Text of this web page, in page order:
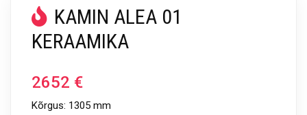
KAMIN ALEA 01
KERAAMIKA
2652 €
Kõrgus: 1305 mm